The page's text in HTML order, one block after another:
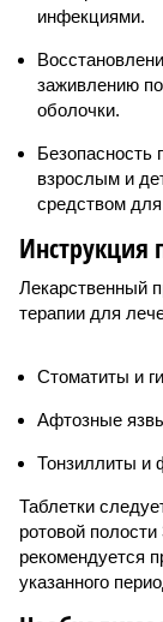
инфекциями.
заживлению
оболочки.
Безопасность
взрослым и
средством
Инструкция
Лекарственный
терапии для
Стоматиты и
Афтозные
Тонзиллиты и
Таблетки
ротовой
рекомендуется
указанного